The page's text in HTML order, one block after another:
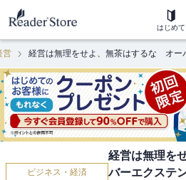
はじめて
営 経営は無理をせよ、無茶はするな オー
ビジネス・経済
経営は無理を
バーエクステ